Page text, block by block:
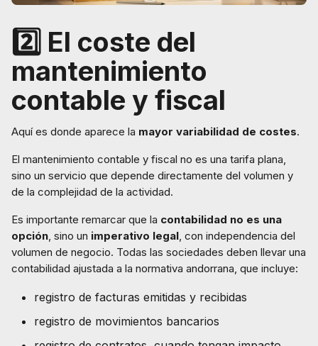
2️⃣ El coste del
mantenimiento
contable y fiscal
Aquí es donde aparece la mayor variabilidad de costes.
El mantenimiento contable y fiscal no es una tarifa plana,
sino un servicio que depende directamente del volumen y
de la complejidad de la actividad.
Es importante remarcar que la contabilidad no es una
opción, sino un imperativo legal, con independencia del
volumen de negocio. Todas las sociedades deben llevar una
contabilidad ajustada a la normativa andorrana, que incluye:
registro de facturas emitidas y recibidas
registro de movimientos bancarios